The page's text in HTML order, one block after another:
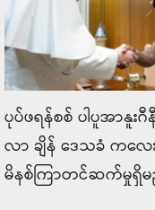
ပုပ်ဖရန်စစ် ပါပူအာနူး
လာ ချိန်‌ ဒေသခံ ကလေး
မိနစ်ကြာတင်ဆက်မှု